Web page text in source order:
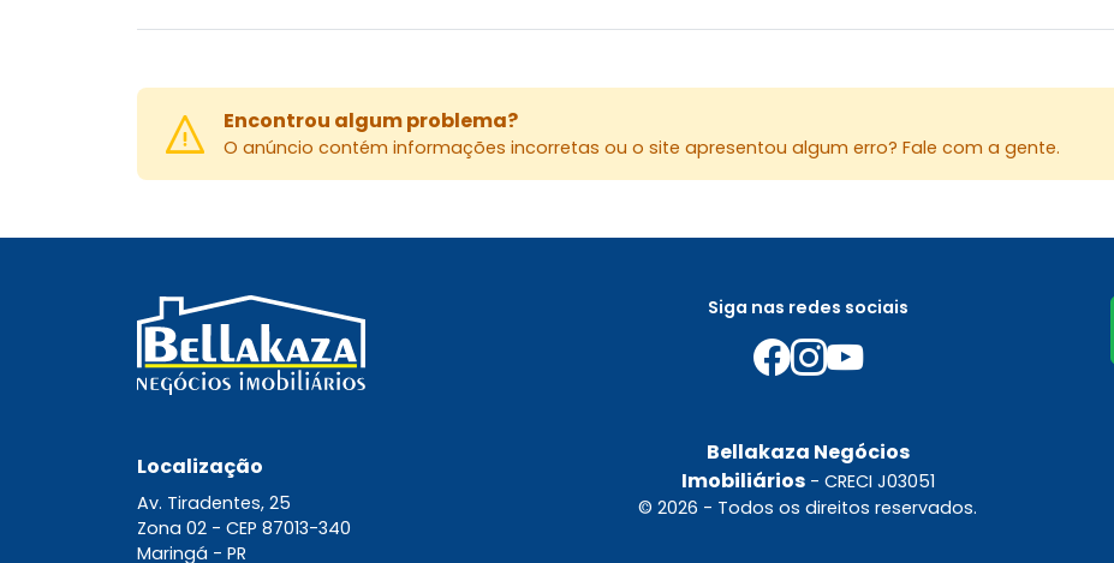
Encontrou algum problema?
O anúncio contém informações incorretas ou o site apresentou algum erro? Fale com a gente.
Localização
Av. Tiradentes, 25
Zona 02 - CEP 87013-340
Maringá - PR
Siga nas redes sociais
Bellakaza Negócios
Imobiliários- CRECI J03051
© 2026 - Todos os direitos reservados.